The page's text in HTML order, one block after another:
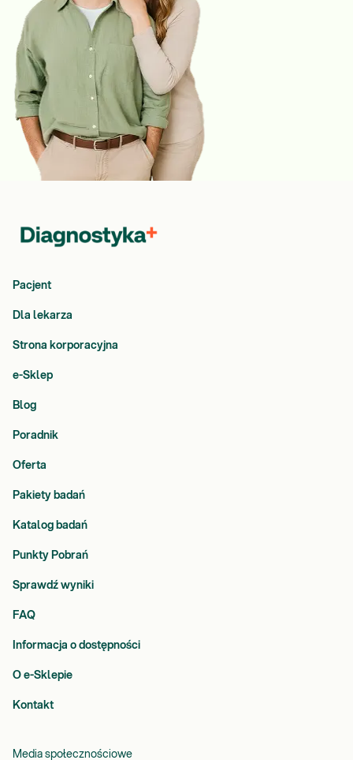
Pacjent
Dla lekarza
Strona korporacyjna
e-Sklep
Blog
Poradnik
Oferta
Pakiety badań
Katalog badań
Punkty Pobrań
Sprawdź wyniki
FAQ
Informacja o dostępności
O e-Sklepie
Kontakt
Media społecznościowe